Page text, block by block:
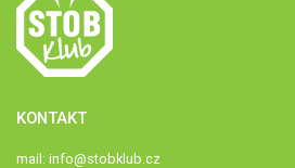
KONTAKT
mail: info@stobklub.cz